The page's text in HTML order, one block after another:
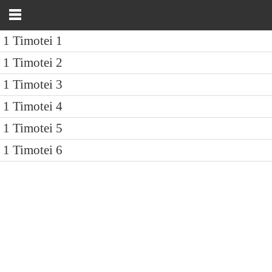
1 Timotei 1
1 Timotei 2
1 Timotei 3
1 Timotei 4
1 Timotei 5
1 Timotei 6